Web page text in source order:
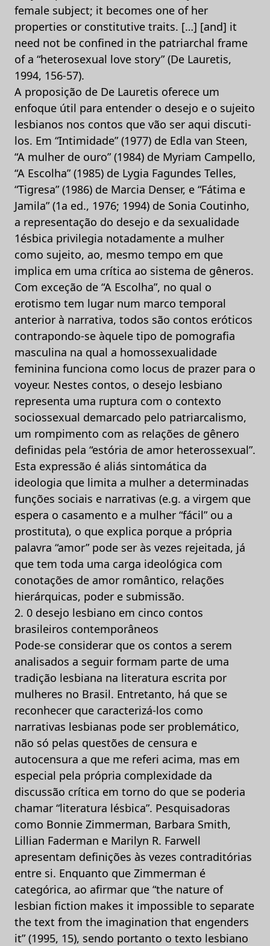
female subject; it becomes one of her
properties or constitutive traits. […] [and] it
need not be confined in the patriarchal frame
of a “heterosexual love story” (De Lauretis,
1994, 156-57).
A proposição de De Lauretis oferece um
enfoque útil para entender o desejo e o sujeito
lesbianos nos contos que vão ser aqui discuti-
los. Em “Intimidade” (1977) de Edla van Steen,
“A mulher de ouro” (1984) de Myriam Campello,
“A Escolha” (1985) de Lygia Fagundes Telles,
“Tigresa” (1986) de Marcia Denser, e “Fátima e
Jamila” (1a ed., 1976; 1994) de Sonia Coutinho,
a representação do desejo e da sexualidade
1ésbica privilegia notadamente a mulher
como sujeito, ao, mesmo tempo em que
implica em uma crítica ao sistema de gêneros.
Com exceção de “A Escolha”, no qual o
erotismo tem lugar num marco temporal
anterior à narrativa, todos são contos eróticos
contrapondo-se àquele tipo de pomografia
masculina na qual a homossexualidade
feminina funciona como locus de prazer para o
voyeur. Nestes contos, o desejo lesbiano
representa uma ruptura com o contexto
sociossexual demarcado pelo patriarcalismo,
um rompimento com as relações de gênero
definidas pela “estória de amor heterossexual”.
Esta expressão é aliás sintomática da
ideologia que limita a mulher a determinadas
funções sociais e narrativas (e.g. a virgem que
espera o casamento e a mulher “fácil” ou a
prostituta), o que explica porque a própria
palavra “amor” pode ser às vezes rejeitada, já
que tem toda uma carga ideológica com
conotações de amor romântico, relações
hierárquicas, poder e submissão.
2. 0 desejo lesbiano em cinco contos
brasileiros contemporâneos
Pode-se considerar que os contos a serem
analisados a seguir formam parte de uma
tradição lesbiana na literatura escrita por
mulheres no Brasil. Entretanto, há que se
reconhecer que caracterizá-los como
narrativas lesbianas pode ser problemático,
não só pelas questões de censura e
autocensura a que me referi acima, mas em
especial pela própria complexidade da
discussão crítica em torno do que se poderia
chamar “literatura lésbica”. Pesquisadoras
como Bonnie Zimmerman, Barbara Smith,
Lillian Faderman e Marilyn R. Farwell
apresentam definições às vezes contraditórias
entre si. Enquanto que Zimmerman é
categórica, ao afirmar que “the nature of
lesbian fiction makes it impossible to separate
the text from the imagination that engenders
it” (1995, 15), sendo portanto o texto lesbiano